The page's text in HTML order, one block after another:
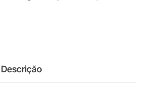
Descrição